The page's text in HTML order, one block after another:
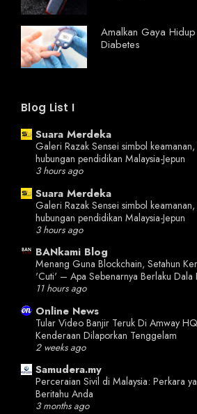
Amalkan Gaya
Diabetes
Blog List I
Suara Merdeka
Galeri Razak Sensei simbol
hubungan pendidikan Malaysia-Jepun
3 hours ago
Suara Merdeka
Galeri Razak Sensei simbol
hubungan pendidikan Malaysia-Jepun
3 hours ago
BANkami Blog
Menang Guna Blockchain, Setahun
'Cuti' – Apa Sebenarnya Berlaku Dala
11 hours ago
Online News
Tular Video Banjir Teruk Di Amway
Kenderaan Dilaporkan Tenggelam
2 weeks ago
Samudera.my
Perceraian Sivil di Malaysia: Perkara
Beritahu Anda
3 months ago